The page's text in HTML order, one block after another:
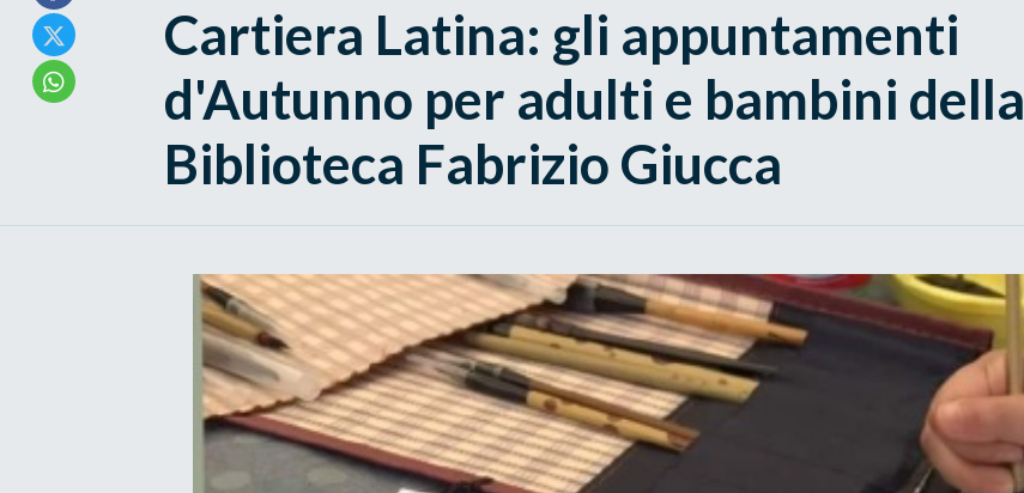
Cartiera Latina: gli appuntamenti
d'Autunno per adulti e bambini della
Biblioteca Fabrizio Giucca